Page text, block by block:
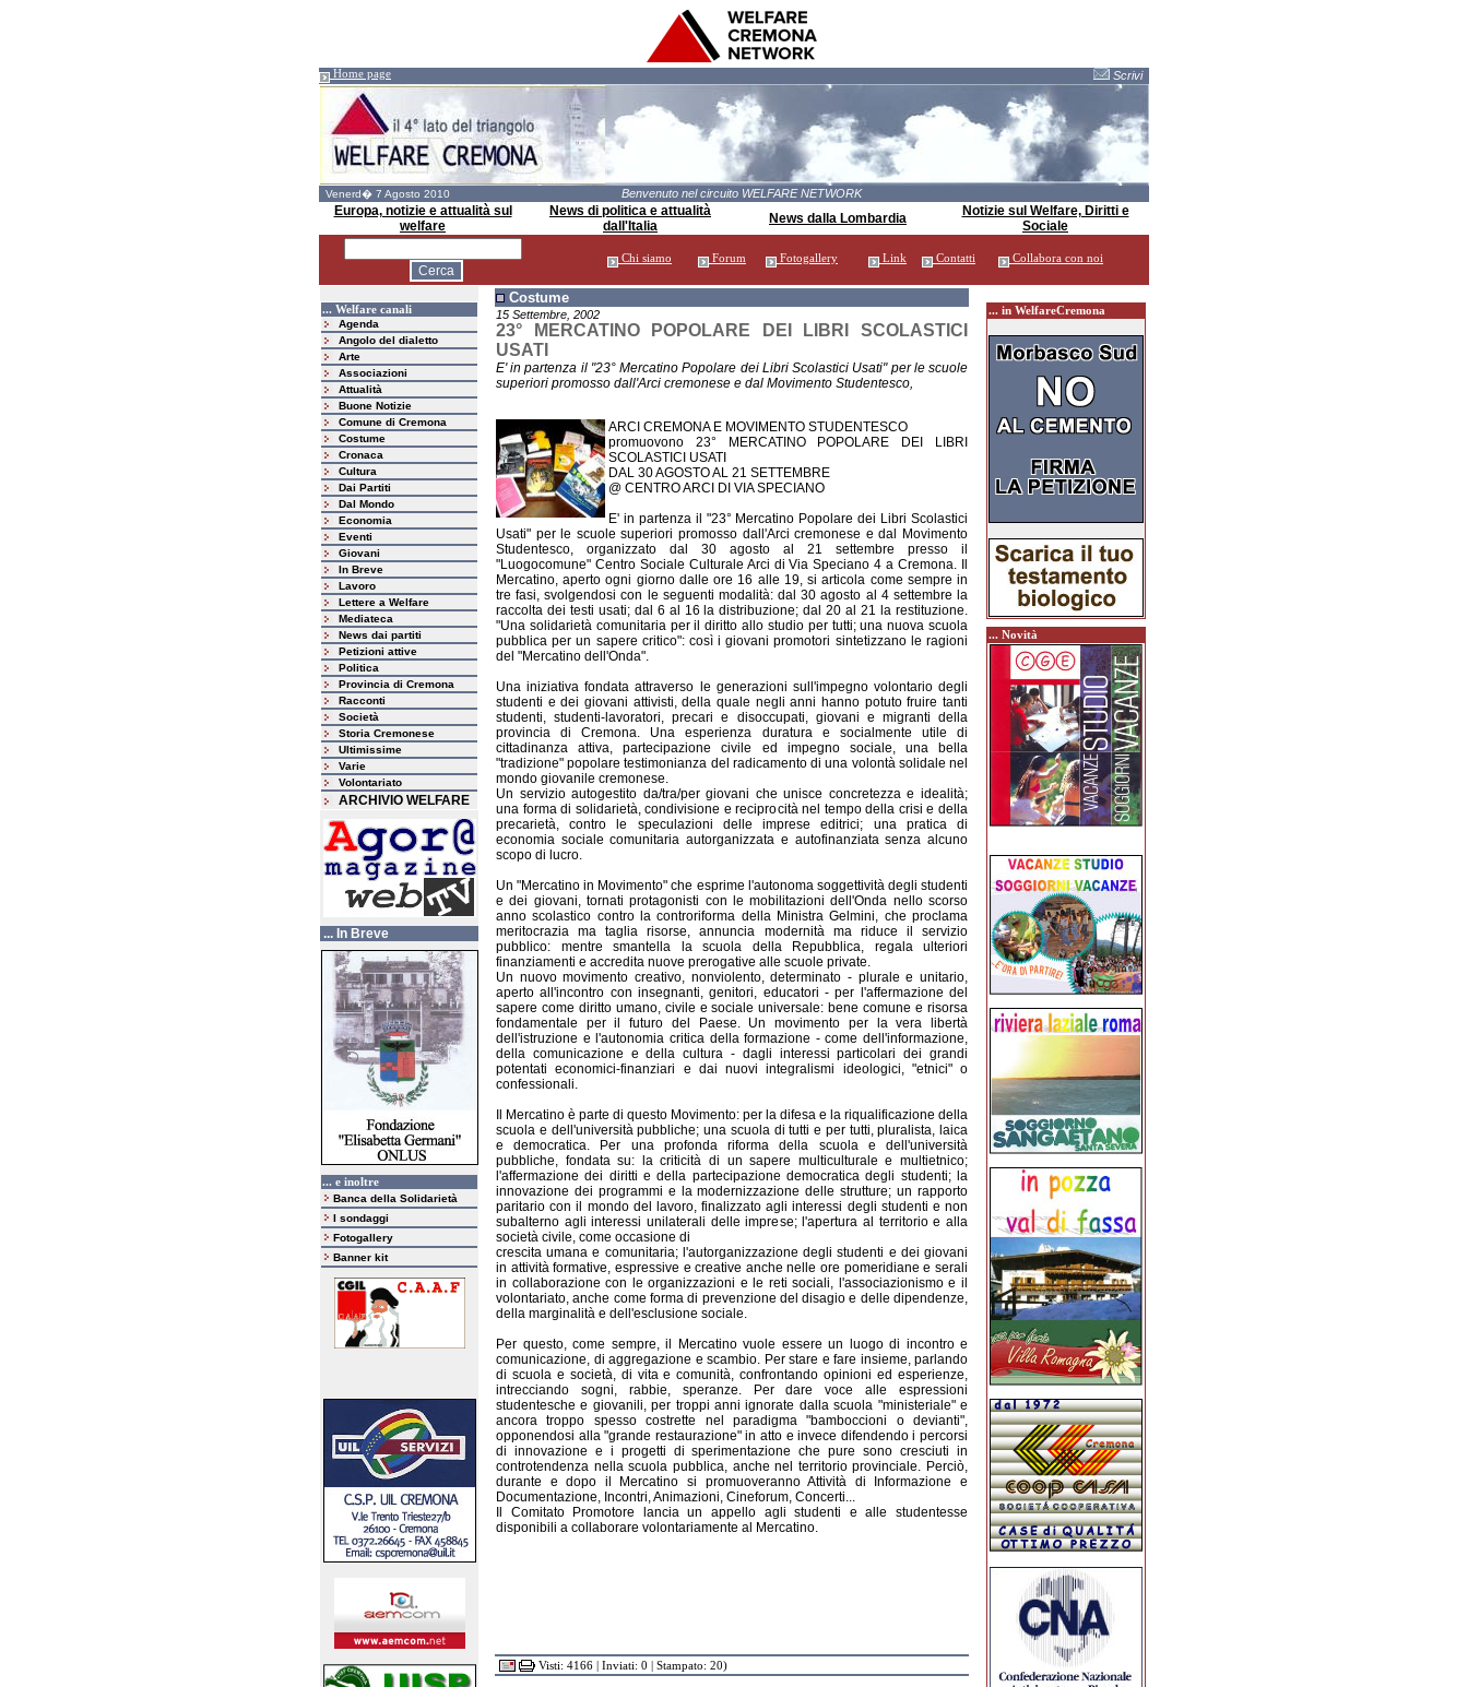
Home page Scrivi
Venerd� 7 Agosto 2010 Benvenuto nel circuito WELFARE NETWORK
Europa, notizie e attualità sul
welfare
News di politica e attualità
dall'Italia
News dalla Lombardia
Notizie sul Welfare, Diritti e
Sociale
Chi siamo Forum Fotogallery Link Contatti Collabora con noi
... Welfare canali
Agenda
Angolo del dialetto
Arte
Associazioni
Attualità
Buone Notizie
Comune di Cremona
Costume
Cronaca
Cultura
Dai Partiti
Dal Mondo
Economia
Eventi
Giovani
In Breve
Lavoro
Lettere a Welfare
Mediateca
News dai partiti
Petizioni attive
Politica
Provincia di Cremona
Racconti
Società
Storia Cremonese
Ultimissime
Varie
Volontariato
ARCHIVIO WELFARE
... In Breve
... e inoltre
Banca della Solidarietà
I sondaggi
Fotogallery
Banner kit
Costume
15 Settembre, 2002
23° MERCATINO POPOLARE DEI LIBRI SCOLASTICI
USATI
E' in partenza il "23° Mercatino Popolare dei Libri Scolastici Usati" per le scuole
superiori promosso dall'Arci cremonese e dal Movimento Studentesco,
ARCI CREMONA E MOVIMENTO STUDENTESCO
promuovono 23° MERCATINO POPOLARE DEI LIBRI
SCOLASTICI USATI
DAL 30 AGOSTO AL 21 SETTEMBRE
@ CENTRO ARCI DI VIA SPECIANO
E' in partenza il "23° Mercatino Popolare dei Libri Scolastici
Usati" per le scuole superiori promosso dall'Arci cremonese e dal Movimento
Studentesco, organizzato dal 30 agosto al 21 settembre presso il
"Luogocomune" Centro Sociale Culturale Arci di Via Speciano 4 a Cremona. Il
Mercatino, aperto ogni giorno dalle ore 16 alle 19, si articola come sempre in
tre fasi, svolgendosi con le seguenti modalità: dal 30 agosto al 4 settembre la
raccolta dei testi usati; dal 6 al 16 la distribuzione; dal 20 al 21 la restituzione.
"Una solidarietà comunitaria per il diritto allo studio per tutti; una nuova scuola
pubblica per un sapere critico": così i giovani promotori sintetizzano le ragioni
del "Mercatino dell'Onda".
Una iniziativa fondata attraverso le generazioni sull'impegno volontario degli
studenti e dei giovani attivisti, della quale negli anni hanno potuto fruire tanti
studenti, studenti-lavoratori, precari e disoccupati, giovani e migranti della
provincia di Cremona. Una esperienza duratura e socialmente utile di
cittadinanza attiva, partecipazione civile ed impegno sociale, una bella
"tradizione" popolare testimonianza del radicamento di una volontà solidale nel
mondo giovanile cremonese.
Un servizio autogestito da/tra/per giovani che unisce concretezza e idealità;
una forma di solidarietà, condivisione e reciprocità nel tempo della crisi e della
precarietà, contro le speculazioni delle imprese editrici; una pratica di
economia sociale comunitaria autorganizzata e autofinanziata senza alcuno
scopo di lucro.
Un "Mercatino in Movimento" che esprime l'autonoma soggettività degli studenti
e dei giovani, tornati protagonisti con le mobilitazioni dell'Onda nello scorso
anno scolastico contro la controriforma della Ministra Gelmini, che proclama
meritocrazia ma taglia risorse, annuncia modernità ma riduce il servizio
pubblico: mentre smantella la scuola della Repubblica, regala ulteriori
finanziamenti e accredita nuove prerogative alle scuole private.
Un nuovo movimento creativo, nonviolento, determinato - plurale e unitario,
aperto all'incontro con insegnanti, genitori, educatori - per l'affermazione del
sapere come diritto umano, civile e sociale universale: bene comune e risorsa
fondamentale per il futuro del Paese. Un movimento per la vera libertà
dell'istruzione e l'autonomia critica della formazione - come dell'informazione,
della comunicazione e della cultura - dagli interessi particolari dei grandi
potentati economici-finanziari e dai nuovi integralismi ideologici, "etnici" o
confessionali.
Il Mercatino è parte di questo Movimento: per la difesa e la riqualificazione della
scuola e dell'università pubbliche; una scuola di tutti e per tutti, pluralista, laica
e democratica. Per una profonda riforma della scuola e dell'università
pubbliche, fondata su: la criticità di un sapere multiculturale e multietnico;
l'affermazione dei diritti e della partecipazione democratica degli studenti; la
innovazione dei programmi e la modernizzazione delle strutture; un rapporto
paritario con il mondo del lavoro, finalizzato agli interessi degli studenti e non
subalterno agli interessi unilaterali delle imprese; l'apertura al territorio e alla
società civile, come occasione di
crescita umana e comunitaria; l'autorganizzazione degli studenti e dei giovani
in attività formative, espressive e creative anche nelle ore pomeridiane e serali
in collaborazione con le organizzazioni e le reti sociali, l'associazionismo e il
volontariato, anche come forma di prevenzione del disagio e delle dipendenze,
della marginalità e dell'esclusione sociale.
Per questo, come sempre, il Mercatino vuole essere un luogo di incontro e
comunicazione, di aggregazione e scambio. Per stare e fare insieme, parlando
di scuola e società, di vita e comunità, confrontando opinioni ed esperienze,
intrecciando sogni, rabbie, speranze. Per dare voce alle espressioni
studentesche e giovanili, per troppi anni ignorate dalla scuola "ministeriale" e
ancora troppo spesso costrette nel paradigma "bamboccioni o devianti",
opponendosi alla "grande restaurazione" in atto e invece difendendo i percorsi
di innovazione e i progetti di sperimentazione che pure sono cresciuti in
controtendenza nella scuola pubblica, anche nel territorio provinciale. Perciò,
durante e dopo il Mercatino si promuoveranno Attività di Informazione e
Documentazione, Incontri, Animazioni, Cineforum, Concerti...
Il Comitato Promotore lancia un appello agli studenti e alle studentesse
disponibili a collaborare volontariamente al Mercatino.
Visti: 4166 | Inviati: 0 | Stampato: 20)
... in WelfareCremona
... Novità